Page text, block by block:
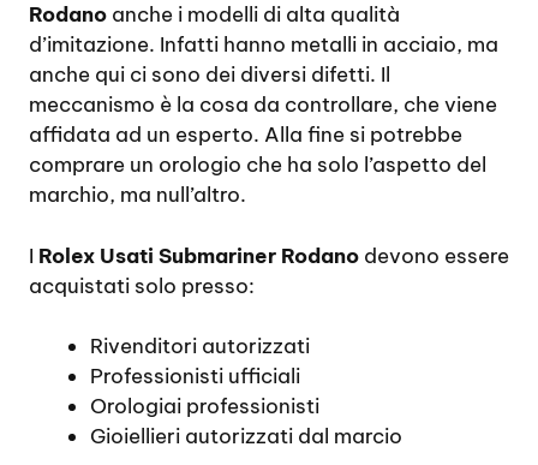
Rodano anche i modelli di alta qualità
d’imitazione. Infatti hanno metalli in acciaio, ma
anche qui ci sono dei diversi difetti. Il
meccanismo è la cosa da controllare, che viene
affidata ad un esperto. Alla fine si potrebbe
comprare un orologio che ha solo l’aspetto del
marchio, ma null’altro.
I Rolex Usati Submariner Rodano devono essere
acquistati solo presso:
Rivenditori autorizzati
Professionisti ufficiali
Orologiai professionisti
Gioiellieri autorizzati dal marcio